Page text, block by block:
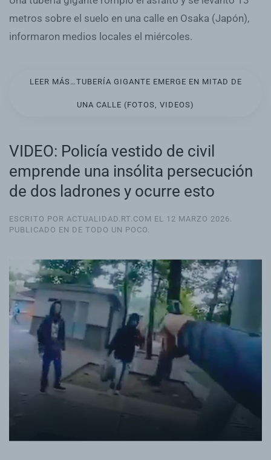
metros sobre el suelo en una calle en Osaka (Japón),
informaron medios locales el miércoles.
LEER MÁS…TUBERÍA GIGANTE EMERGE EN MITAD DE
UNA CALLE (FOTOS, VIDEOS)
VIDEO: Policía vestido de civil
emprende una insólita persecución
de dos ladrones y ocurre esto
ESCRITO POR ACTUALIDAD.RT.COM EL 12 MARZO 2026
PUBLICADO EN DE TODO UN POCO